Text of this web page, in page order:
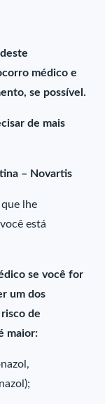
médico e
se possível.
de mais
– Novartis
lhe
está
se você for
um dos
de
maior: